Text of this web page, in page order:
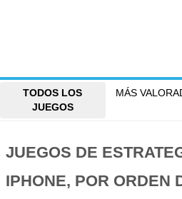
TODOS LOS
JUEGOS
MÁS
JUEGOS DE
IPHONE, POR ORDEN